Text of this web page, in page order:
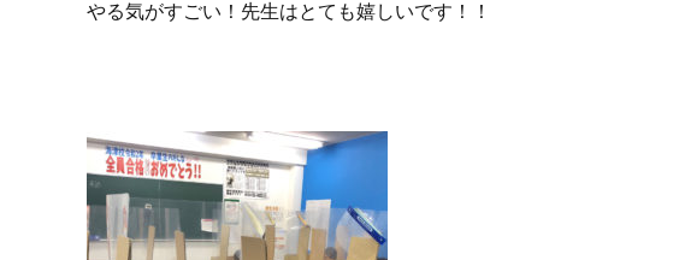
やる気がすごい！先生はとても嬉しいです！！